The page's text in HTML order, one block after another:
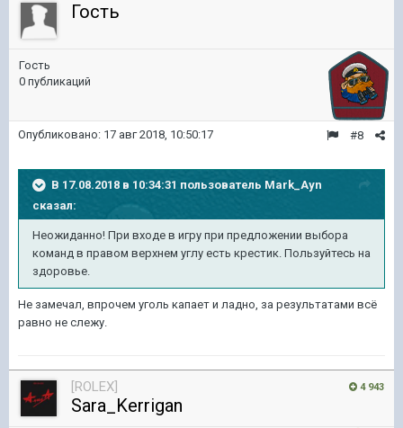
Гость
Гость
0 публикаций
#8
Опубликовано: 17 авг 2018, 10:50:17
В 17.08.2018 в 10:34:31 пользователь Mark_Ayn
сказал:
Неожиданно! При входе в игру при предложении выбора
команд в правом верхнем углу есть крестик. Пользуйтесь на
здоровье.
Не замечал, впрочем уголь капает и ладно, за результатами всё
равно не слежу.
4 943
[ROLEX]
Sara_Kerrigan